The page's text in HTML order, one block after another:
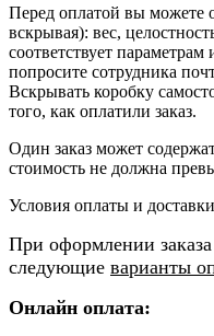
Перед оплатой вы можете
вскрывая): вес,
соответствует
попросите сотрудника
Вскрывать коробку
того, как оплатили заказ.
Один заказ может
стоимость не должна
Условия оплаты и доставки
При оформлении
следующие варианты
Онлайн оплата: